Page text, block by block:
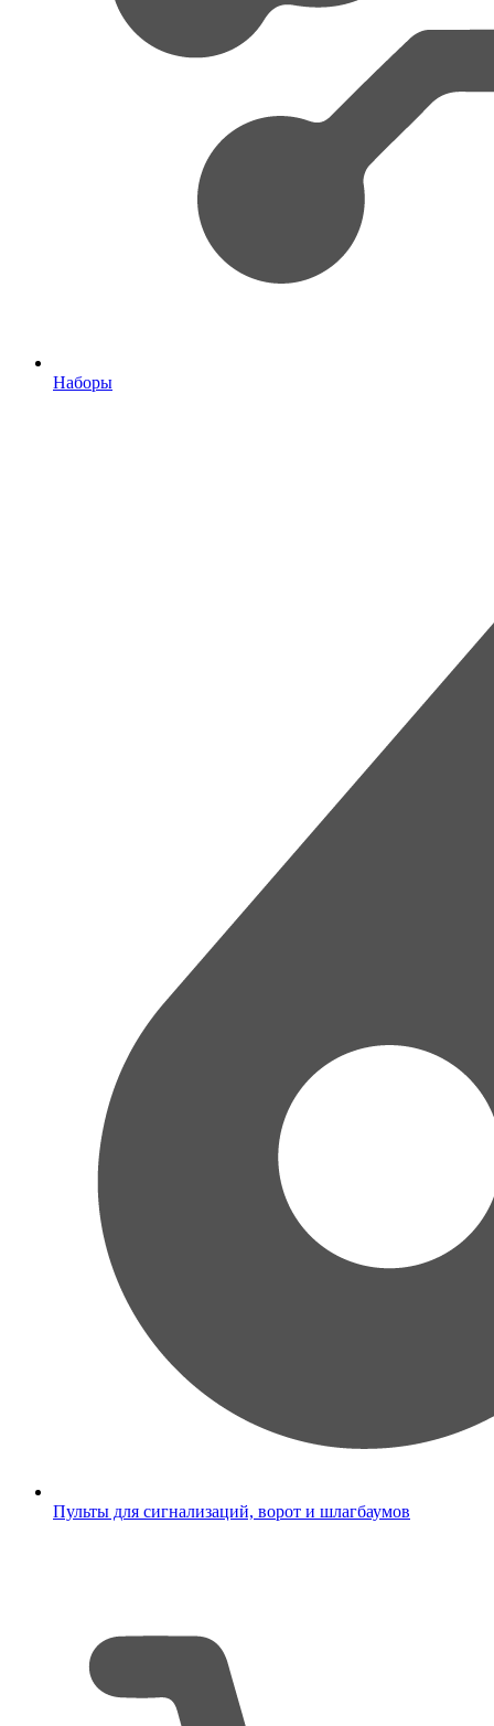
Наборы
Пульты для сигнализаций, ворот и шлагбаумов